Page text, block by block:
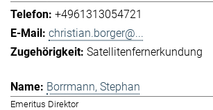
+4961313054721
christian.borger@...
Satellitenfernerkundung
Borrmann, Stephan
Emeritus Direktor